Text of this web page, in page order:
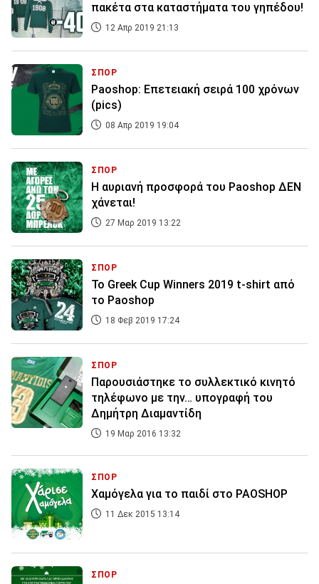
πακέτα στα καταστήματα του γηπέδου!
12 Απρ 2019 21:13
ΣΠΟΡ
Paoshop: Επετειακή σειρά 100 χρόνων
(pics)
08 Απρ 2019 19:04
ΣΠΟΡ
Η αυριανή προσφορά του Paoshop ΔΕΝ
χάνεται!
27 Μαρ 2019 13:22
ΣΠΟΡ
Το Greek Cup Winners 2019 t-shirt από
το Paoshop
18 Φεβ 2019 17:24
ΣΠΟΡ
Παρουσιάστηκε το συλλεκτικό κινητό
τηλέφωνο με την… υπογραφή του
Δημήτρη Διαμαντίδη
19 Μαρ 2016 13:32
ΣΠΟΡ
Χαμόγελα για το παιδί στο PAOSHOP
11 Δεκ 2015 13:14
ΣΠΟΡ